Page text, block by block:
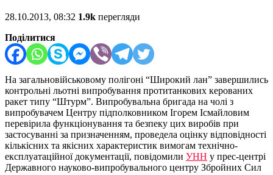
28.10.2013, 08:32 1.9k перегляди
Поділитися
На загальновійськовому полігоні “Широкий лан” завершились
контрольні льотні випробування протитанкових керованих
ракет типу “Штурм”. Випробувальна бригада на чолі з
випробувачем Центру підполковником Ігорем Ісмайловим
перевірила функціонування та безпеку цих виробів при
застосуванні за призначенням, проведела оцінку відповідності
кількісних та якісних характеристик вимогам технічно-
експлуатаційної документації, повідомили УНН у прес-центрі
Державного науково-випробувального центру Збройних Сил